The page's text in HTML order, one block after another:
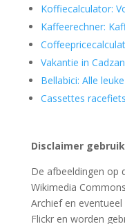
Koffiecalculator:
Kaffeerechner:
Vakantie in
Bellabici: Alle
Cassettes
Disclaimer
De afbeeldingen op
Wikimedia
Archief en
Flickr en worden